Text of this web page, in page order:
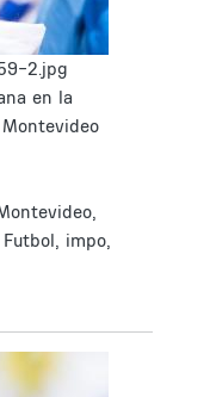
2.jpg
en la
impo,